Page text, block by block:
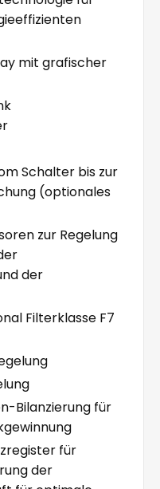
mit grafischer
Schalter bis zur
(optionales
zur Regelung
der
Filterklasse F7
Bilanzierung für
für
der